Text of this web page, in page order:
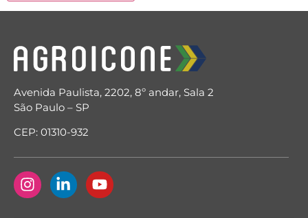
Avenida Paulista, 2202, 8º andar, Sala 2
São Paulo – SP
CEP: 01310-932